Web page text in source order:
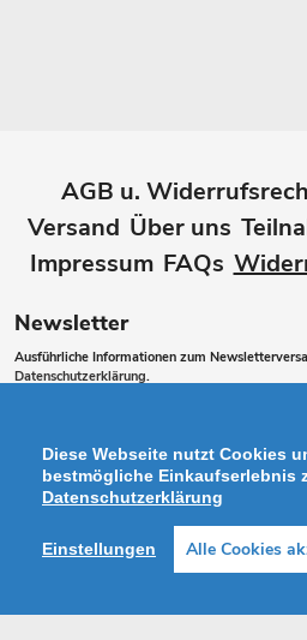
AGB u.
Versand Über uns
Impressum FAQs
Newsletter
Ausführliche Informationen zum
Datenschutzerklärung.
Sie
unsere
Mailingliste
Diese Webseite nutzt Cookies
bestmögliche Einkaufserlebnis
Datenschutzerklärung
Einstellungen Alle Cookies